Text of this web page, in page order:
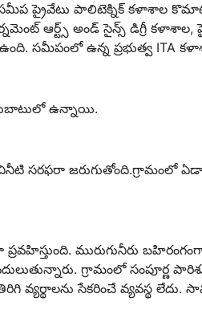
ప్రైవేటు పాలిటెక్నిక్ కళాశాల
ఆర్ట్స్ అండ్ సైన్స్ డిగ్రీ కళాశాల,
సమీపంలో ఉన్న ప్రభుత్వ ITA
ఉన్నాయి.
సరఫరా జరుగుతోంది.గ్రామంలో
ప్రవహిస్తుంది. మురుగునీరు
. గ్రామంలో సంపూర్ణ
వ్యర్థాలను సేకరించే వ్యవస్థ లేదు.